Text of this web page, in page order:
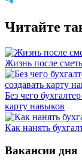
Читайте
Жизнь после
Без чего
карту навыков
Как нанять
Вакансии дня